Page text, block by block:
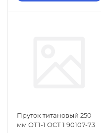
Пруток титановый 250
мм ОТ1-1 ОСТ 1 90107-73